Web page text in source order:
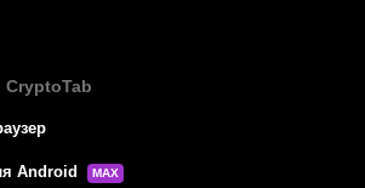
Android MAX